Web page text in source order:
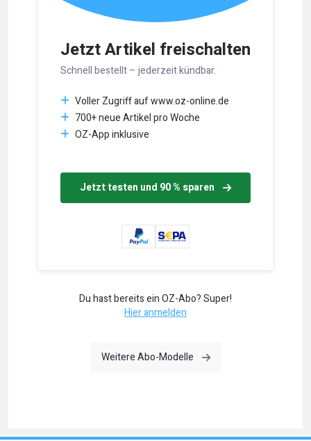
Jetzt Artikel freischalten
Schnell bestellt – jederzeit kündbar.
Voller Zugriff auf www.oz-online.de
700+ neue Artikel pro Woche
OZ-App inklusive
Jetzt testen und 90 % sparen
Du hast bereits ein OZ-Abo? Super!
Hier anmelden
Weitere Abo-Modelle